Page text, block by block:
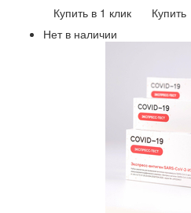
Купить в 1 клик
Купить
Нет в наличии